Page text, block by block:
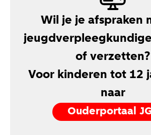
Wil je je afspraken
of verzetten?
Voor kinderen tot 12
naar
Ouderportaal